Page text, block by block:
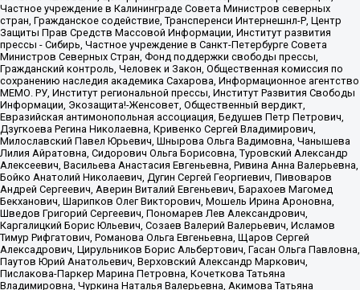
Частное учреждение в Калининграде Совета Министров северных
стран, Гражданское содействие, Трансперенси Интернешнл-Р, Центр
Защиты Прав Средств Массовой Информации, Институт развития
прессы - Сибирь, Частное учреждение в Санкт-Петербурге Совета
Министров Северных Стран, Фонд поддержки свободы прессы,
Гражданский контроль, Человек и Закон, Общественная комиссия по
сохранению наследия академика Сахарова, Информационное агентство
МЕМО. РУ, Институт региональной прессы, Институт Развития Свободы
Информации, Экозащита!-Женсовет, Общественный вердикт,
Евразийская антимонопольная ассоциация, Бедушев Петр Петрович,
Дзугкоева Регина Николаевна, Кривенко Сергей Владимирович,
Милославский Павел Юрьевич, Шнырова Ольга Вадимовна, Чанышева
Лилия Айратовна, Сидорович Ольга Борисовна, Туровский Александр
Алексеевич, Васильева Анастасия Евгеньевна, Ривина Анна Валерьевна,
Бойко Анатолий Николаевич, Дугин Сергей Георгиевич, Пивоваров
Андрей Сергеевич, Аверин Виталий Евгеньевич, Барахоев Магомед
Бекханович, Шарипков Олег Викторович, Мошель Ирина Ароновна,
Шведов Григорий Сергеевич, Пономарев Лев Александрович,
Каргалицкий Борис Юльевич, Созаев Валерий Валерьевич, Исламов
Тимур Рифгатович, Романова Ольга Евгеньевна, Щаров Сергей
Алексадрович, Цирульников Борис Альбертович, Гасан Ольга Павловна,
Паутов Юрий Анатольевич, Верховский Александр Маркович,
Пислакова-Паркер Марина Петровна, Кочеткова Татьяна
Владимировна, Чуркина Наталья Валерьевна, Акимова Татьяна